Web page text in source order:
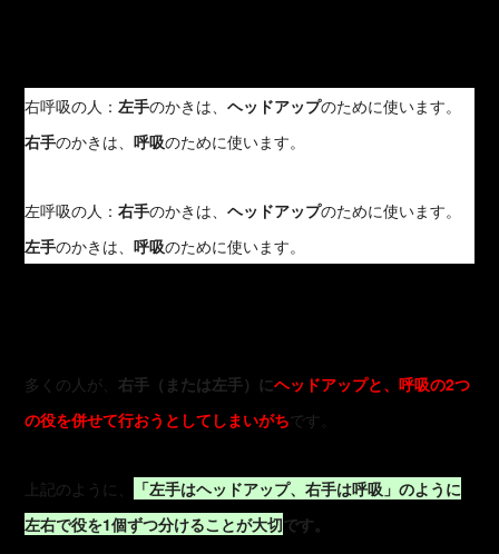
右呼吸の人： 左手のかきは、 ヘッドアップのために使います。
右手のかきは、 呼吸のために使います。
左呼吸の人： 右手のかきは、 ヘッドアップのために使います。
左手のかきは、 呼吸のために使います。
多くの人が、 右手（または左手）にヘッドアップと、呼吸の2つ
の役を併せて行おうとしてしまいがちです。
上記のように、
「左手はヘッドアップ、右手は呼吸」のように
左右で役を1個ずつ分けることが大切です。